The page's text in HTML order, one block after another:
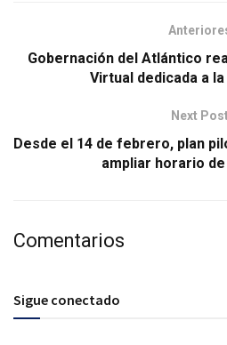
Gobernación del Atlántico
Virtual dedicada a
Next
Desde el 14 de febrero, plan
ampliar horario
Comentarios
Sigue conectado